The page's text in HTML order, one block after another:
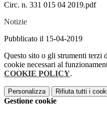
Circ. n. 331 015 04 2019.pdf
Notizie
Pubblicato il 15-04-2019
Questo sito o gli strumenti terzi
cookie necessari al
COOKIE POLICY.
Personalizza Rifiuta tutti i
Gestione cookie